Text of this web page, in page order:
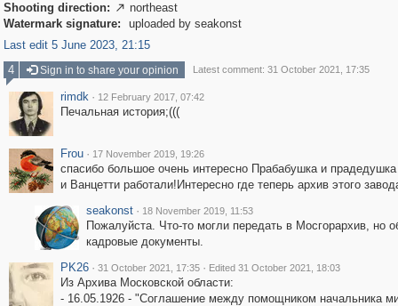
Shooting direction:  northeast
Watermark signature:
uploaded by seakonst
Last edit 5 June 2023, 21:15
4
Sign in to share your opinion Latest comment: 31 October 2021, 17:35
rimdk · 12 February 2017, 07:42
Печальная история;(((
Frou · 17 November 2019, 19:26
спасибо большое очень интересно Прабабушка и
и Ванцетти работали!Интересно где теперь архив этого
seakonst · 18 November 2019, 11:53
Пожалуйста. Что-то могли передать в Мосгорархив, но
кадровые документы.
PK26 · 31 October 2021, 17:35 · Edited 31 October 2021, 18:03
Из Архива Московской области:
- 16.05.1926 - "Соглашение между помощником начальника